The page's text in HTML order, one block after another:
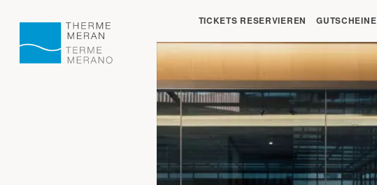
Geschlossen:öffnet um 09:00 Uhr
TICKETS RESERVIEREN GUTSCHEINE